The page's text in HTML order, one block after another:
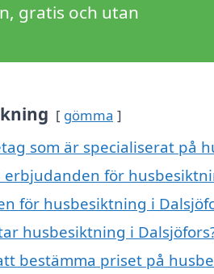
gratis och utan
gömma
som är specialiserat på
erbjudanden för
för husbesiktning i
husbesiktning i
bestämma priset på